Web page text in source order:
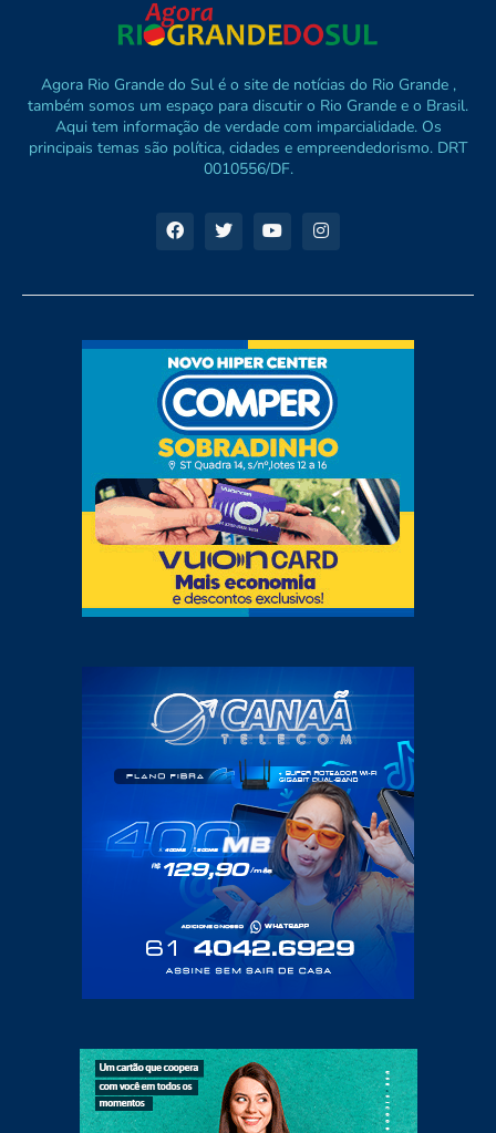
Agora Rio Grande do Sul é o site de notícias do Rio Grande ,
também somos um espaço para discutir o Rio Grande e o Brasil.
Aqui tem informação de verdade com imparcialidade. Os
principais temas são política, cidades e empreendedorismo. DRT
0010556/DF.